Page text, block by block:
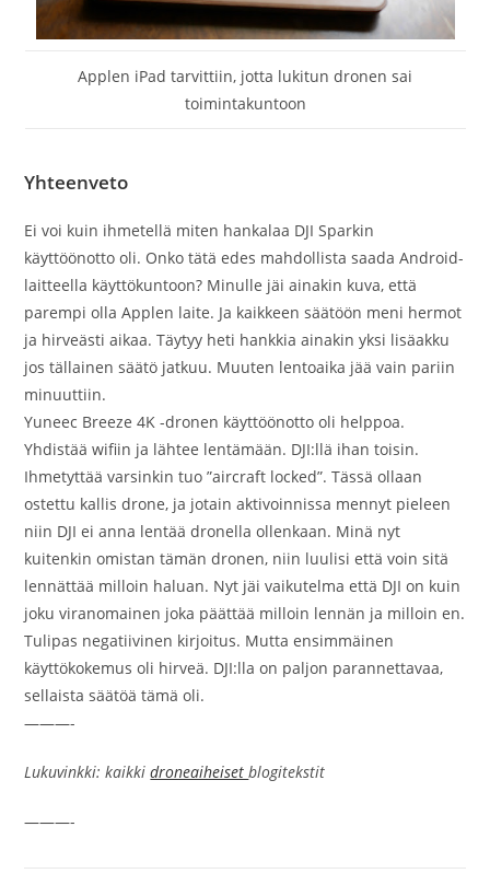
Applen iPad tarvittiin, jotta lukitun dronen sai
toimintakuntoon
Yhteenveto
Ei voi kuin ihmetellä miten hankalaa DJI Sparkin
käyttöönotto oli. Onko tätä edes mahdollista saada Android-
laitteella käyttökuntoon? Minulle jäi ainakin kuva, että
parempi olla Applen laite. Ja kaikkeen säätöön meni hermot
ja hirveästi aikaa. Täytyy heti hankkia ainakin yksi lisäakku
jos tällainen säätö jatkuu. Muuten lentoaika jää vain pariin
minuuttiin.
Yuneec Breeze 4K -dronen käyttöönotto oli helppoa.
Yhdistää wifiin ja lähtee lentämään. DJI:llä ihan toisin.
Ihmetyttää varsinkin tuo ”aircraft locked”. Tässä ollaan
ostettu kallis drone, ja jotain aktivoinnissa mennyt pieleen
niin DJI ei anna lentää dronella ollenkaan. Minä nyt
kuitenkin omistan tämän dronen, niin luulisi että voin sitä
lennättää milloin haluan. Nyt jäi vaikutelma että DJI on kuin
joku viranomainen joka päättää milloin lennän ja milloin en.
Tulipas negatiivinen kirjoitus. Mutta ensimmäinen
käyttökokemus oli hirveä. DJI:lla on paljon parannettavaa,
sellaista säätöä tämä oli.
———-
Lukuvinkki: kaikkidroneaiheisetblogitekstit
———-